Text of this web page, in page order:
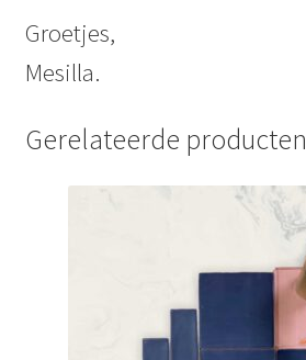
Groetjes,
Mesilla.
Gerelateerde producten